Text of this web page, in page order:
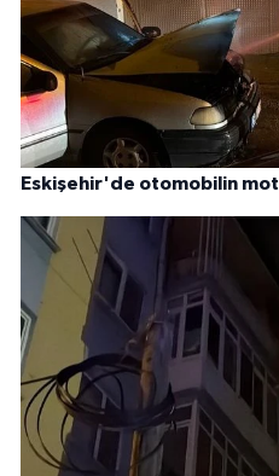
Eskişehir'de otomobilin